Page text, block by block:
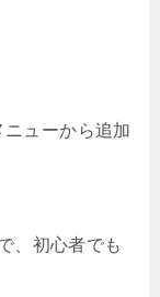
ューから追加
、初心者でも